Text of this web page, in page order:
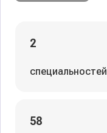
2
специальностей
58